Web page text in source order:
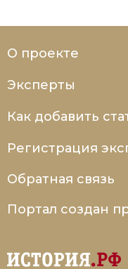
О проекте
Эксперты
Как добавить
Регистрация
Обратная связь
Портал создан